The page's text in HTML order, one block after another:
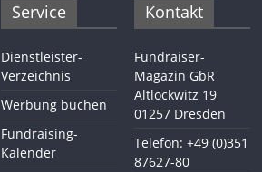
Service
Dienstleister-
Verzeichnis
Werbung buchen
Fundraising-
Kalender
Kontakt
Fundraiser-
Magazin GbR
Altlockwitz 19
01257 Dresden
Telefon: +49 (0)351
87627-80